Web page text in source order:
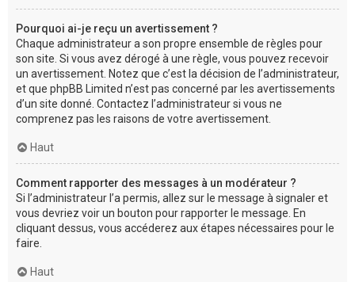
Pourquoi ai-je reçu un avertissement ?
Chaque administrateur a son propre ensemble de règles pour
son site. Si vous avez dérogé à une règle, vous pouvez recevoir
un avertissement. Notez que c’est la décision de l’administrateur,
et que phpBB Limited n’est pas concerné par les avertissements
d’un site donné. Contactez l’administrateur si vous ne
comprenez pas les raisons de votre avertissement.
Haut
Comment rapporter des messages à un modérateur ?
Si l’administrateur l’a permis, allez sur le message à signaler et
vous devriez voir un bouton pour rapporter le message. En
cliquant dessus, vous accéderez aux étapes nécessaires pour le
faire.
Haut